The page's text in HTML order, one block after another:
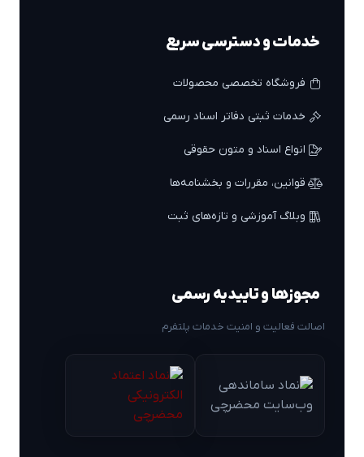
خدمات و دسترسی سریع
فروشگاه تخصصی محصولات
خدمات ثبتی دفاتر اسناد رسمی
انواع اسناد و متون حقوقی
قوانین، مقررات و بخشنامه‌ها
وبلاگ آموزشی و تازه‌های ثبت
مجوزها و تاییدیه رسمی
اصالت فعالیت و امنیت خدمات پلتفرم